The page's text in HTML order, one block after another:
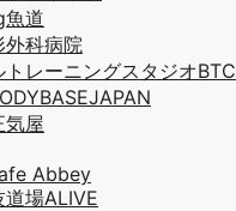
道
外科病院
レーニングスタジオBTC
気屋
Abbey
場ALIVE